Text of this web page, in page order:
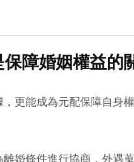
障婚姻權益的
更能成為元配保障自身
婚條件進行協商，外遇